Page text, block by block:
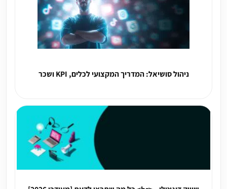
ניהול סושיאל: המדריך המקצועי לכלים, KPI ושכר